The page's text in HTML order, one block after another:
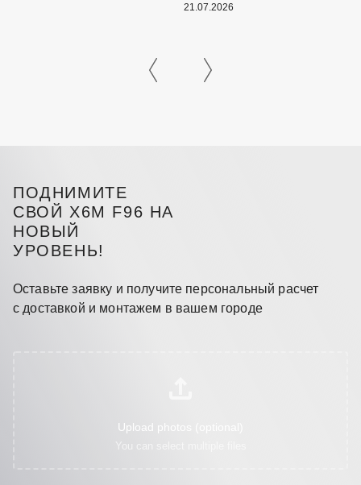
21.07.2026
ПОДНИМИТЕ
СВОЙ X6M F96 НА
НОВЫЙ
УРОВЕНЬ!
Оставьте заявку и получите персональный расчет
с доставкой и монтажем в вашем городе
Upload photos (optional)